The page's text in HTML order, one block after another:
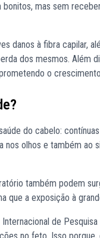
mas sem
danos à fibra capilar,
dos mesmos. Além
o
do cabelo:
olhos e também
também podem
que a exposição à
de